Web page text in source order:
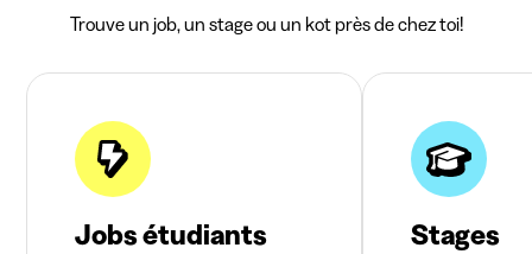
Trouve un job, un stage ou un kot près de chez toi!
Jobs étudiants Stages